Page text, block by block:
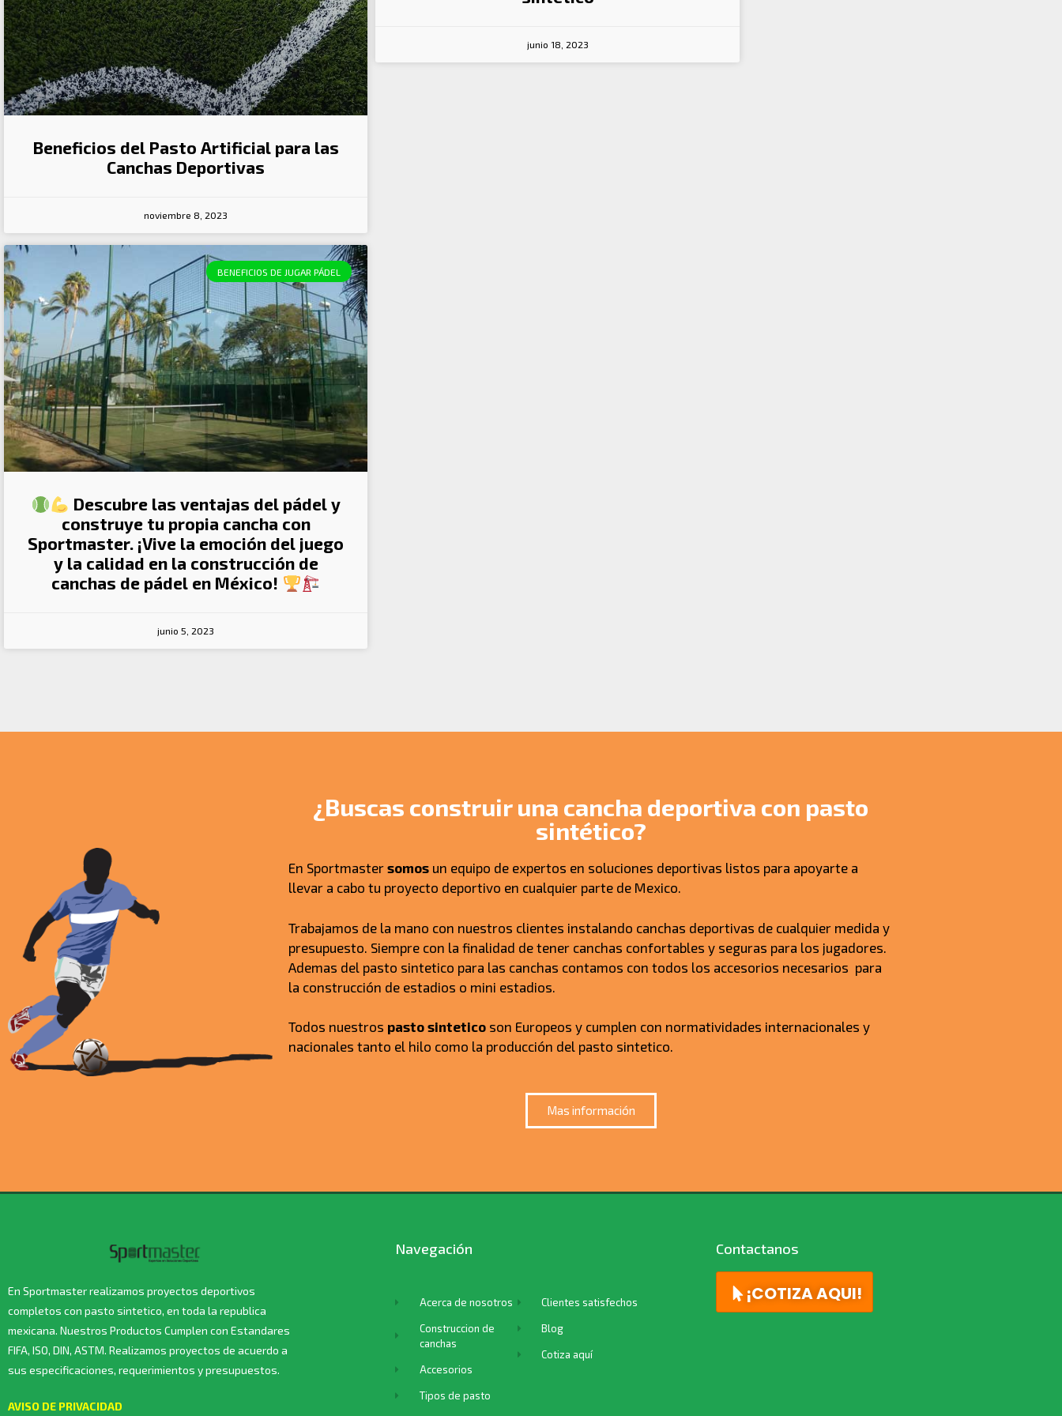
Beneficios del Pasto Artificial para las
Canchas Deportivas
noviembre 8, 2023
junio 18, 2023
BENEFICIOS DE JUGAR PÁDEL
Descubre las ventajas del pádel y
construye tu propia cancha con
Sportmaster. ¡Vive la emoción del juego
y la calidad en la construcción de
canchas de pádel en México!
junio 5, 2023
¿Buscas construir una cancha deportiva con pasto
sintético?
En Sportmastersomos un equipo de expertos en soluciones deportivas listos para apoyarte a
llevar a cabo tu proyecto deportivo en cualquier parte de Mexico.
Trabajamos de la mano con nuestros clientes instalando canchas deportivas de cualquier medida y
presupuesto. Siempre con la finalidad de tener canchas confortables y seguras para los jugadores.
Ademas del pasto sintetico para las canchas contamos con todos los accesorios necesarios para
la construcción de estadios o mini estadios.
Todos nuestros pasto sintetico son Europeos y cumplen con normatividades internacionales y
nacionales tanto el hilo como la producción del pasto sintetico.
Mas información
En Sportmaster realizamos proyectos deportivos
completos con pasto sintetico, en toda la republica
mexicana. Nuestros Productos Cumplen con Estandares
FIFA, ISO, DIN, ASTM. Realizamos proyectos de acuerdo a
sus especificaciones, requerimientos y presupuestos.
AVISO DE PRIVACIDAD
Navegación
Acerca de nosotros
Construccion de
canchas
Accesorios
Tipos de pasto
Clientes satisfechos
Blog
Cotiza aquí
Contactanos
¡COTIZA AQUI!